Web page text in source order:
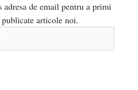
de email pentru a primi
articole noi.